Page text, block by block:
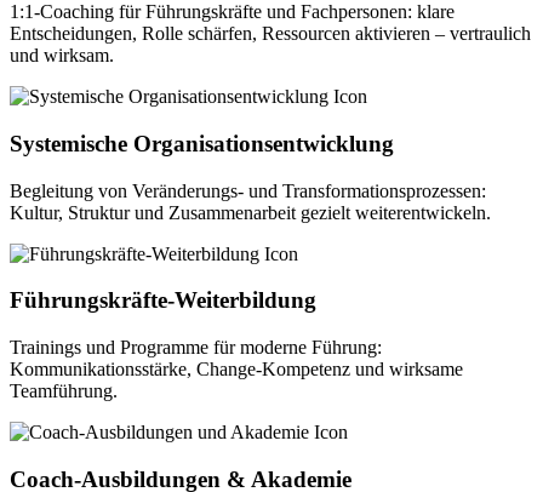
1:1-Coaching für Führungskräfte und Fachpersonen: klare
Entscheidungen, Rolle schärfen, Ressourcen aktivieren – vertraulich
und wirksam.
Systemische Organisationsentwicklung
Begleitung von Veränderungs- und Transformationsprozessen:
Kultur, Struktur und Zusammenarbeit gezielt weiterentwickeln.
Führungskräfte-Weiterbildung
Trainings und Programme für moderne Führung:
Kommunikationsstärke, Change-Kompetenz und wirksame
Teamführung.
Coach-Ausbildungen & Akademie